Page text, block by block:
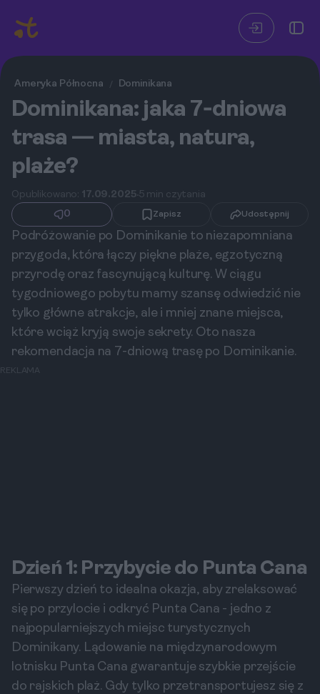
Ameryka Północna / Dominikana
Dominikana: jaka 7‑dniowa
trasa — miasta, natura,
plaże?
Opublikowano: 17.09.2025 5 min czytania
0
Zapisz Udostępnij
Podróżowanie po Dominikanie to niezapomniana
przygoda, która łączy piękne plaże, egzotyczną
przyrodę oraz fascynującą kulturę. W ciągu
tygodniowego pobytu mamy szansę odwiedzić nie
tylko główne atrakcje, ale i mniej znane miejsca,
które wciąż kryją swoje sekrety. Oto nasza
rekomendacja na 7-dniową trasę po Dominikanie.
REKLAMA
Dzień 1: Przybycie do Punta Cana
Pierwszy dzień to idealna okazja, aby zrelaksować
się po przylocie i odkryć Punta Cana - jedno z
najpopularniejszych miejsc turystycznych
Dominikany. Lądowanie na międzynarodowym
lotnisku Punta Cana gwarantuje szybkie przejście
do rajskich plaż. Gdy tylko przetransportujesz się z